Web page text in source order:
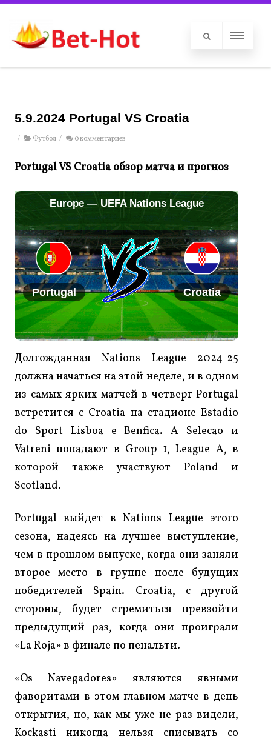
5.9.2024 Portugal VS Croatia
/ Футбол / 0 комментариев
Portugal VS Croatia обзор матча и прогноз
Europe — UEFA Nations League
Portugal Croatia
Долгожданная Nations League 2024-25
должна начаться на этой неделе, и в одном
из самых ярких матчей в четверг Portugal
встретится с Croatia на стадионе Estadio
do Sport Lisboa e Benfica. A Selecao и
Vatreni попадают в Group 1, League А, в
которой также участвуют Poland и
Scotland.
Portugal выйдет в Nations League этого
сезона, надеясь на лучшее выступление,
чем в прошлом выпуске, когда они заняли
второе место в группе после будущих
победителей Spain. Croatia, с другой
стороны, будет стремиться превзойти
предыдущий раз, когда они проиграли
«La Roja» в финале по пенальти.
«Os Navegadores» являются явными
фаворитами в этом главном матче в день
открытия, но, как мы уже не раз видели,
Kockasti никогда нельзя списывать со